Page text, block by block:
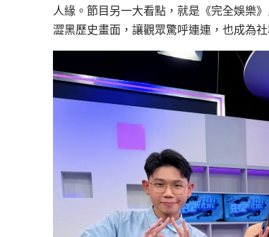
人緣。節目另一大看點，就是《完全娛樂
澀黑歷史畫面，讓觀眾驚呼連連，也成為社